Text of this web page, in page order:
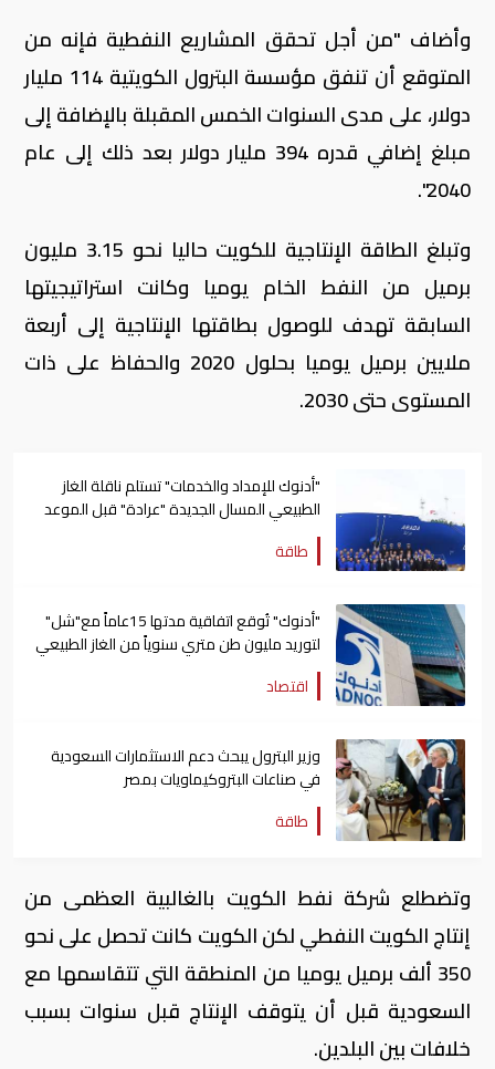
وأضاف "من أجل تحقق المشاريع النفطية فإنه من
المتوقع أن تنفق مؤسسة البترول الكويتية 114 مليار
دولار، على مدى السنوات الخمس المقبلة بالإضافة إلى
مبلغ إضافي قدره 394 مليار دولار بعد ذلك إلى عام
2040".
وتبلغ الطاقة الإنتاجية للكويت حاليا نحو 3.15 مليون
برميل من النفط الخام يوميا وكانت استراتيجيتها
السابقة تهدف للوصول بطاقتها الإنتاجية إلى أربعة
ملايين برميل يوميا بحلول 2020 والحفاظ على ذات
المستوى حتى 2030
.
"أدنوك للإمداد والخدمات" تستلم ناقلة الغاز
الطبيعي المسال الجديدة "عرادة" قبل الموعد
المحدد
طاقة
"أدنوك" تُوقع اتفاقية مدتها 15عاماً مع"شل"
لتوريد مليون طن متري سنوياً من الغاز الطبيعي
اقتصاد
وزير البترول يبحث دعم الاستثمارات السعودية
في صناعات البتروكيماويات بمصر
طاقة
وتضطلع شركة نفط الكويت بالغالبية العظمى من
إنتاج الكويت النفطي لكن الكويت كانت تحصل على نحو
350 ألف برميل يوميا من المنطقة التي تتقاسمها مع
السعودية قبل أن يتوقف الإنتاج قبل سنوات بسبب
خلافات بين البلدين.